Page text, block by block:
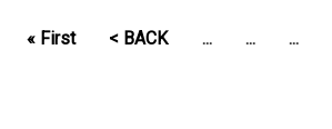
« First < BACK ... ... ...